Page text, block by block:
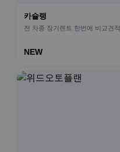
카슐랭
전 차종 장기렌트 한번에 비교견적
NEW